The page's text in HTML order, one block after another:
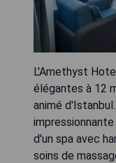
L'Amethyst
élégantes à 12
animé
d'un spa avec
soins de